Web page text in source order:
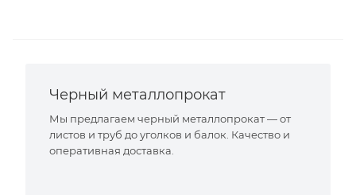
Черный металлопрокат
Мы предлагаем черный металлопрокат — от
листов и труб до уголков и балок. Качество и
оперативная доставка.